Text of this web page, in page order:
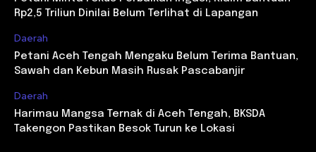
Rp2,5 Triliun Dinilai Belum Terlihat di Lapangan
Daerah
Petani Aceh Tengah Mengaku Belum Terima Bantuan,
Sawah dan Kebun Masih Rusak Pascabanjir
Daerah
Harimau Mangsa Ternak di Aceh Tengah, BKSDA
Takengon Pastikan Besok Turun ke Lokasi